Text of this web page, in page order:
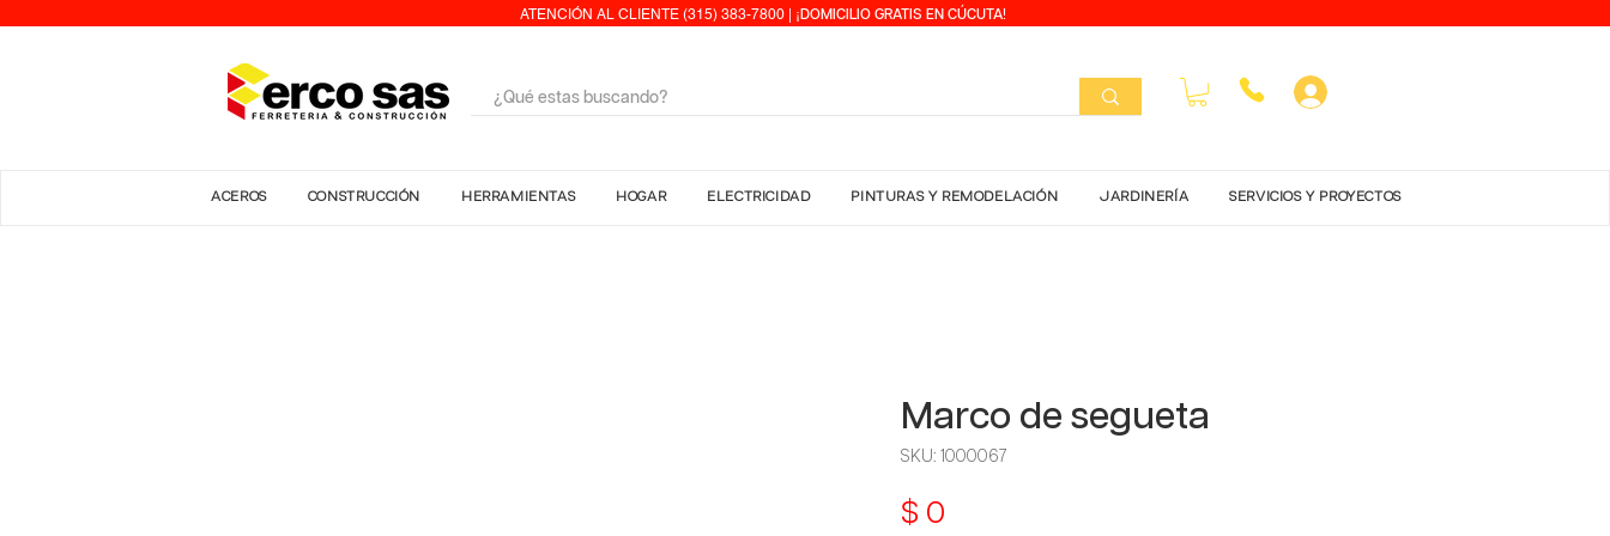
ATENCIÓN AL CLIENTE (315) 383-7800 | ¡ DOMICILIO GRATIS EN CÚCUTA!
ACEROS CONSTRUCCIÓN HERRAMIENTAS HOGAR ELECTRICIDAD PINTURAS Y REMODELACIÓN JARDINERÍA SERVICIOS Y PROYECTOS
Marco de segueta
SKU: 1000067
$ 0